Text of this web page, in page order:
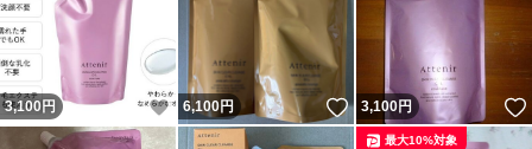
3,100 円 いいね！
6,100円 いいね！
3,100円
最大10%対象